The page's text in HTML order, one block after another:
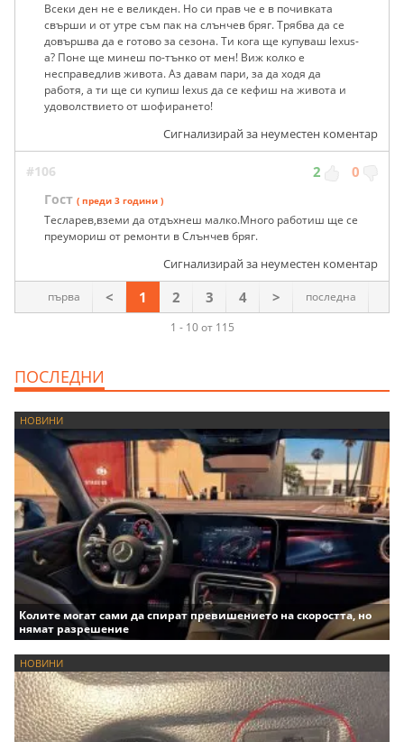
Всеки ден не е великден. Но си прав че е в почивката
свърши и от утре съм пак на слънчев бряг. Трябва да се
довършва да е готово за сезона. Ти кога ще купуваш lexus-
а? Поне ще минеш по-тънко от мен! Виж колко е
несправедлив живота. Аз давам пари, за да ходя да
работя, а ти ще си купиш lexus да се кефиш на живота и
удоволствието от шофирането!
Сигнализирай за неуместен коментар
#106 2 0
Гост ( преди 3 години )
Тесларев,вземи да отдъхнеш малко.Много работиш ще се
преумориш от ремонти в Слънчев бряг.
Сигнализирай за неуместен коментар
1 - 10 от 115
първа < 1 2 3 4 > последна
ПОСЛЕДНИ
НОВИНИ
Колите могат сами да спират превишението на скоростта, но
нямат разрешение
НОВИНИ